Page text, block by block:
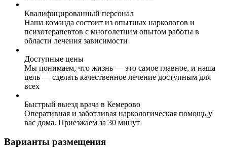
Квалифицированный персонал
Наша команда состоит из опытных наркологов и
психотерапевтов с многолетним опытом работы в
области лечения зависимости
Доступные цены
Мы понимаем, что жизнь — это самое главное, и наша
цель — сделать качественное лечение доступным для
всех
Быстрый выезд врача в Кемерово
Оперативная и заботливая наркологическая помощь у
вас дома. Приезжаем за 30 минут
Варианты размещения